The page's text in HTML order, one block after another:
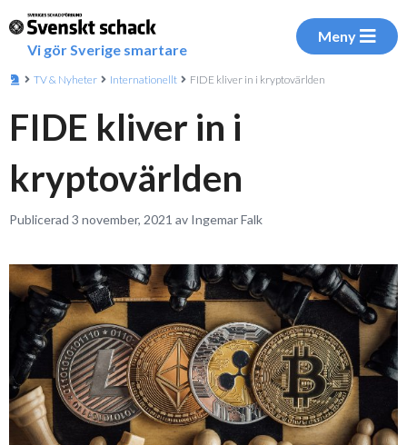
Vi gör Sverige smartare
Meny
TV & Nyheter Internationellt FIDE kliver in i kryptovärlden
FIDE kliver in i
kryptovärlden
Publicerad 3 november, 2021 av Ingemar Falk